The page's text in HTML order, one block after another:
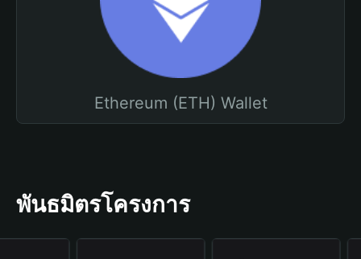
Ethereum (ETH) Wallet
พันธมิตรโครงการ